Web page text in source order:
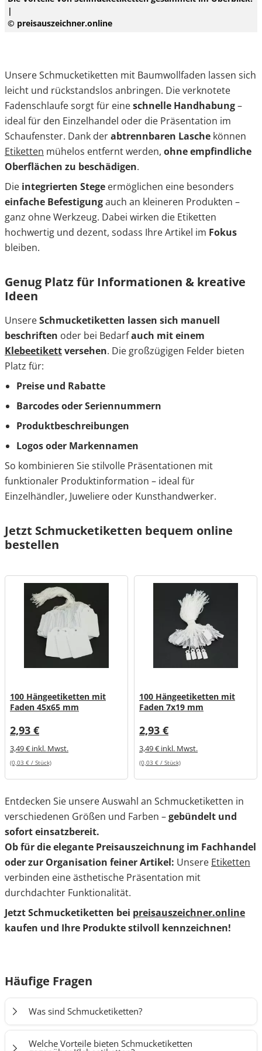
|
© preisauszeichner.online
Unsere Schmucketiketten mit Baumwollfaden lassen sich
leicht und rückstandslos anbringen. Die verknotete
Fadenschlaufe sorgt für eineschnelle Handhabung–
ideal für den Einzelhandel oder die Präsentation im
Schaufenster. Dank derabtrennbaren Lasche können
Etiketten mühelos entfernt werden, ohne empfindliche
Oberflächen zu beschädigen.
Die integrierten Stege ermöglichen eine besonders
einfache Befestigungauch an kleineren Produkten –
ganz ohne Werkzeug. Dabei wirken die Etiketten
hochwertig und dezent, sodass Ihre Artikel im Fokus
bleiben.
Genug Platz für Informationen & kreative
Ideen
UnsereSchmucketiketten lassen sich manuell
beschriften oder bei Bedarfauch mit einem
Klebeetikettversehen. Die großzügigen Felder bieten
Platz für:
Preise und Rabatte
Barcodes oder Seriennummern
Produktbeschreibungen
Logos oder Markennamen
So kombinieren Sie stilvolle Präsentationen mit
funktionaler Produktinformation – ideal für
Einzelhändler, Juweliere oder Kunsthandwerker.
Jetzt Schmucketiketten bequem online
bestellen
100 Hängeetiketten mit
Faden 45x65 mm
2,93 €
3,49 € inkl. Mwst.
(0,03 € / Stück)
100 Hängeetiketten mit
Faden 7x19 mm
2,93 €
3,49 € inkl. Mwst.
(0,03 € / Stück)
Entdecken Sie unsere Auswahl an Schmucketiketten in
verschiedenen Größen und Farben –gebündelt und
sofort einsatzbereit.
Ob für die elegante Preisauszeichnung im Fachhandel
oder zur Organisation feiner Artikel: Unsere Etiketten
verbinden eine ästhetische Präsentation mit
durchdachter Funktionalität.
Jetzt Schmucketiketten bei preisauszeichner.online
kaufen und Ihre Produkte stilvoll kennzeichnen!
Häufige Fragen
Was sind Schmucketiketten?
Schmucketiketten sind kleine Hängeetiketten, die
Welche Vorteile bieten Schmucketiketten